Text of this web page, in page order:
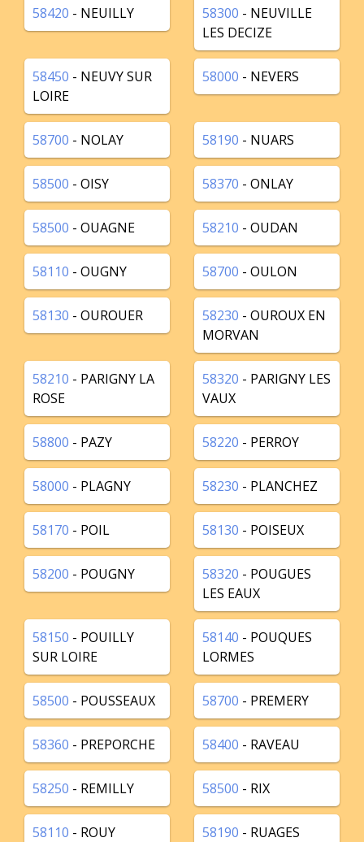
58420 - NEUILLY 58300 - NEUVILLE
LES DECIZE
58450 - NEUVY SUR
LOIRE
58000 - NEVERS
58700 - NOLAY 58190 - NUARS
58500 - OISY 58370 - ONLAY
58500 - OUAGNE 58210 - OUDAN
58110 - OUGNY 58700 - OULON
58130 - OUROUER 58230 - OUROUX EN
MORVAN
58210 - PARIGNY LA
ROSE
58320 - PARIGNY LES
VAUX
58800 - PAZY 58220 - PERROY
58000 - PLAGNY 58230 - PLANCHEZ
58170 - POIL 58130 - POISEUX
58200 - POUGNY 58320 - POUGUES
LES EAUX
58150 - POUILLY
SUR LOIRE
58140 - POUQUES
LORMES
58500 - POUSSEAUX 58700 - PREMERY
58360 - PREPORCHE 58400 - RAVEAU
58250 - REMILLY 58500 - RIX
58110 - ROUY 58190 - RUAGES